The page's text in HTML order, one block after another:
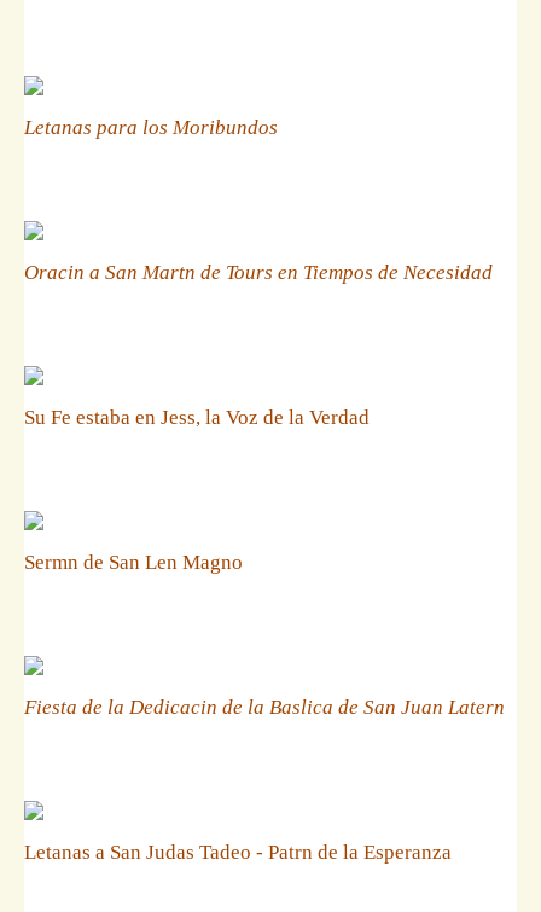
Letanas para los Moribundos
Oracin a San Martn de Tours en Tiempos de Necesidad
Su Fe estaba en Jess, la Voz de la Verdad
Sermn de San Len Magno
Fiesta de la Dedicacin de la Baslica de San Juan Latern
Letanas a San Judas Tadeo - Patrn de la Esperanza